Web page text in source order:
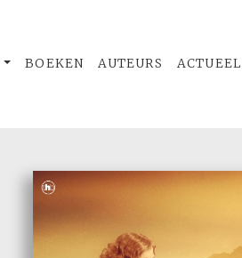
BOEKEN AUTEURS ACTUEEL